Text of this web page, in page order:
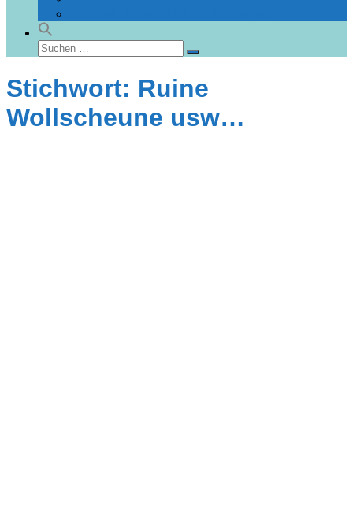
Suchen
nach:
Suchen
Stichwort: Ruine
Wollscheune usw…